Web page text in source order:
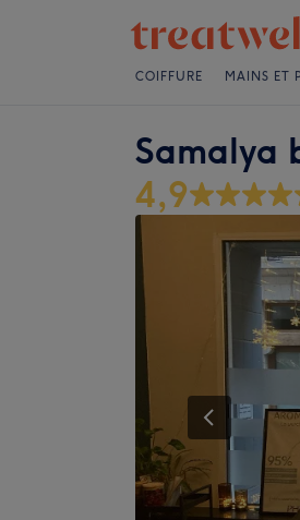
COIFFURE MAINS ET
Samalya
4,9